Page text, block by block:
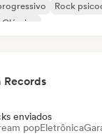
Rock
Records
enviados
popEletrônica